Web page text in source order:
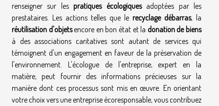
renseigner sur lespratiques écologiquesadoptées par les
prestataires. Les actions telles que le recyclage débarras, la
réutilisation d'objetsencore en bon état et la donation de biens
à des associations caritatives sont autant de services qui
témoignent d'un engagement en faveur de la préservation de
l'environnement. L'écologue de l'entreprise, expert en la
matière, peut fournir des informations précieuses sur la
manière dont ces processus sont mis en œuvre. En orientant
votre choix vers une entreprise écoresponsable, vous contribuez